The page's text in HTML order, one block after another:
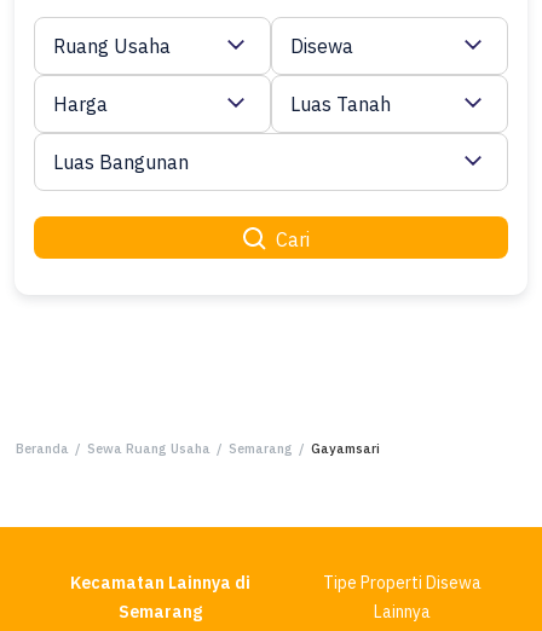
Cari
Ruang Usaha Disewa
Harga Luas Tanah
Luas Bangunan
Beranda / Sewa Ruang Usaha / Semarang / Gayamsari
Kecamatan Lainnya di
Semarang
Tipe Properti Disewa
Lainnya